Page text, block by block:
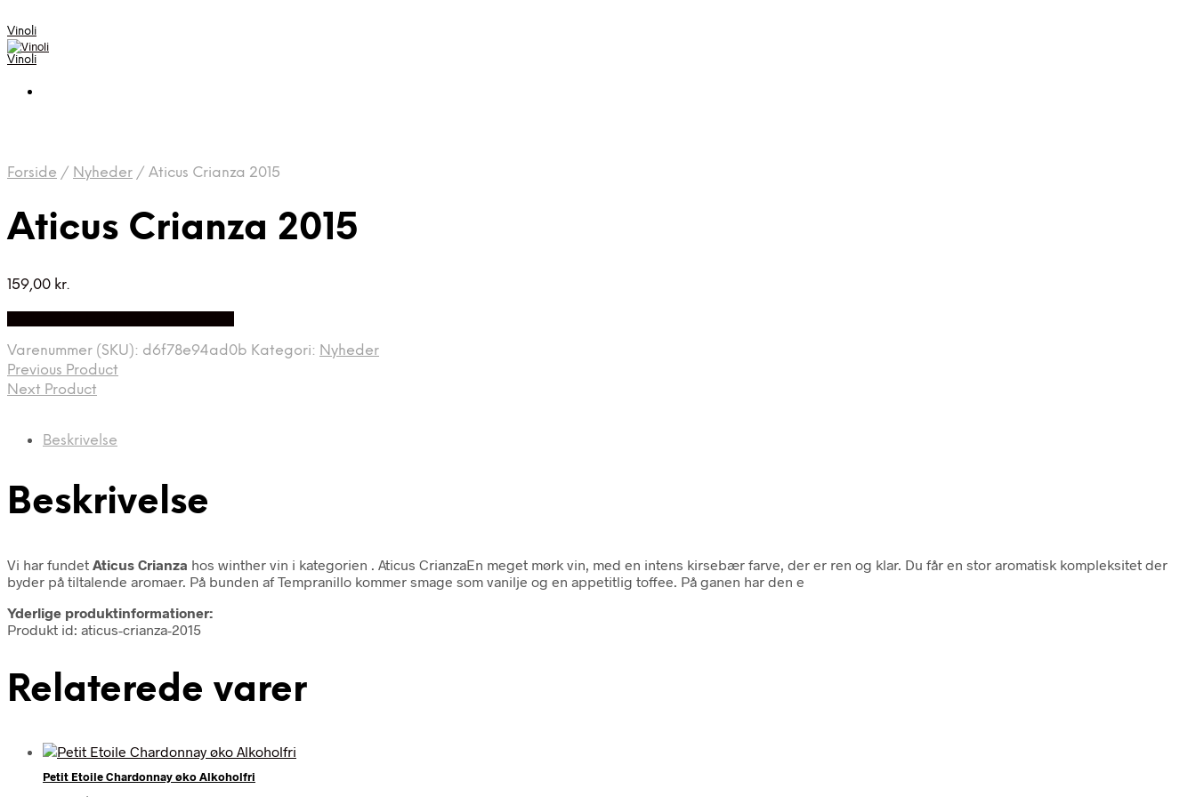
Vinoli
Vinoli
Forside / Nyheder / Aticus Crianza 2015
Aticus Crianza 2015
159,00 kr.
Varenummer (SKU): d6f78e94ad0b Kategori: Nyheder
Previous Product
Next Product
Beskrivelse
Beskrivelse
Vi har fundet Aticus Crianza hos winther vin i kategorien
. Aticus CrianzaEn meget mørk vin, med en intens kirsebær farve, der er ren og klar. Du får en stor aromatisk kompleksitet der
byder på tiltalende aromaer. På bunden af Tempranillo kommer smage som vanilje og en appetitlig toffee. På ganen har den e
Yderlige produktinformationer:
Produkt id: aticus-crianza-2015
Relaterede varer
Petit Etoile Chardonnay øko Alkoholfri